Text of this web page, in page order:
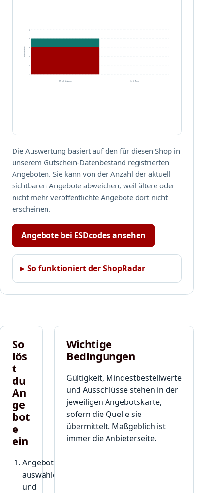
Aktivitäten
0
1
2
3
4
5
27. Juli–2. Aug. 3.–5. Aug.
Die Auswertung basiert auf den für diesen Shop in
unserem Gutschein-Datenbestand registrierten
Angeboten. Sie kann von der Anzahl der aktuell
sichtbaren Angebote abweichen, weil ältere oder
nicht mehr veröffentlichte Angebote dort nicht
erscheinen.
Angebote bei ESDcodes ansehen
So funktioniert der ShopRadar
So
lös
t
du
An
ge
bot
e
ein
Angebot
auswählen
und
Wichtige
Bedingungen
Gültigkeit, Mindestbestellwerte
und Ausschlüsse stehen in der
jeweiligen Angebotskarte,
sofern die Quelle sie
übermittelt. Maßgeblich ist
immer die Anbieterseite.